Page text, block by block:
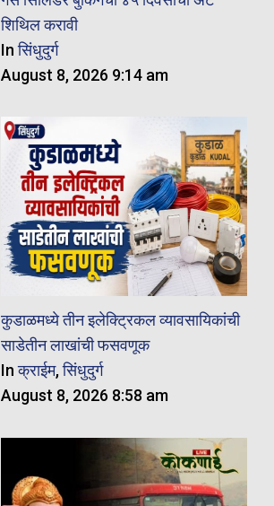
शिथिल करावी
Inसिंधुदुर्ग
August 8, 2026 9:14 am
कुडाळमध्ये तीन इलेक्ट्रिकल व्यावसायिकांची
साडेतीन लाखांची फसवणूक
Inक्राईम,सिंधुदुर्ग
August 8, 2026 8:58 am